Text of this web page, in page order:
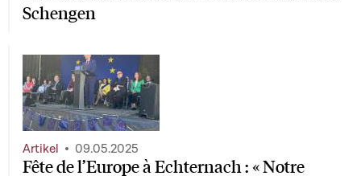
Schengen
Fête de l’Europe à Echternach : « Notre
Artikel 09.05.2025